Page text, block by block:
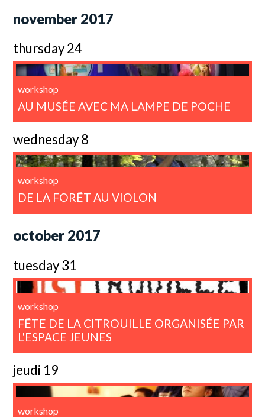
november 2017
thursday 24
workshop
AU MUSÉE AVEC MA LAMPE DE POCHE
wednesday 8
workshop
DE LA FORÊT AU VIOLON
october 2017
tuesday 31
workshop
FÊTE DE LA CITROUILLE ORGANISÉE PAR
L'ESPACE JEUNES
jeudi 19
workshop